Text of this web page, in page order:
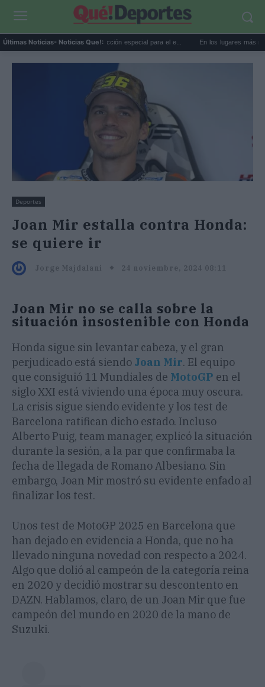
Últimas Noticias- Noticias Que!:
AEMET prepara una predicción especial para el e... En los lugares más
Deportes
Joan Mir estalla contra Honda:
se quiere ir
Jorge Majdalani 24 noviembre, 2024 08:11
Joan Mir no se calla sobre la
situación insostenible con Honda
Honda sigue sin levantar cabeza, y el gran
perjudicado está siendo Joan Mir. El equipo
que consiguió 11 Mundiales de MotoGP en el
siglo XXI está viviendo una época muy oscura.
La crisis sigue siendo evidente y los test de
Barcelona ratifican dicho estado. Incluso
Alberto Puig, team manager, explicó la situación
durante la sesión, a la par que confirmaba la
fecha de llegada de Romano Albesiano. Sin
embargo, Joan Mir mostró su evidente enfado al
finalizar los test.
Unos test de MotoGP 2025 en Barcelona que
han dejado en evidencia a Honda, que no ha
llevado ninguna novedad con respecto a 2024.
Algo que dolió al campeón de la categoría reina
en 2020 y decidió mostrar su descontento en
DAZN. Hablamos, claro, de un Joan Mir que fue
campeón del mundo en 2020 de la mano de
Suzuki.